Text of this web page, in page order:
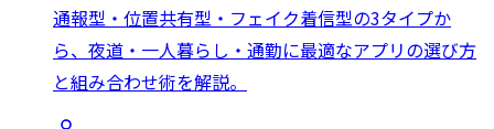
通報型・位置共有型・フェイク着信型の3タイプか
ら、夜道・一人暮らし・通勤に最適なアプリの選び方
と組み合わせ術を解説。